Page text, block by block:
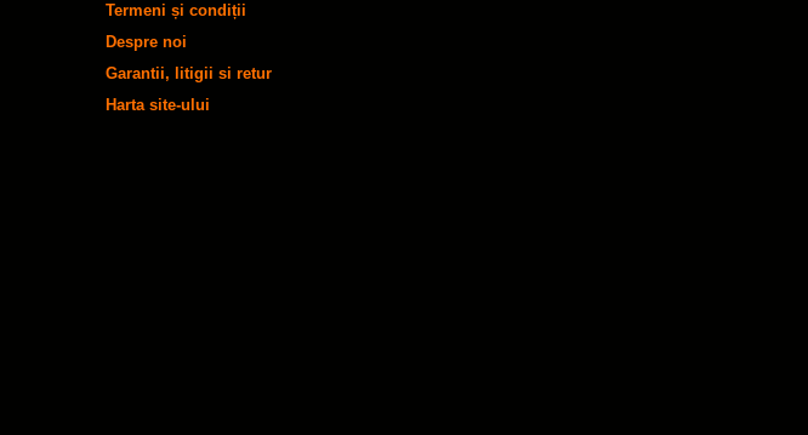
Termeni și condiții
Despre noi
Garantii, litigii si retur
Harta site-ului